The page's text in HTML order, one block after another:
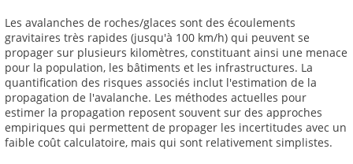
Les avalanches de roches/glaces sont des écoulements
gravitaires très rapides (jusqu'à 100 km/h) qui peuvent se
propager sur plusieurs kilomètres, constituant ainsi une menace
pour la population, les bâtiments et les infrastructures. La
quantification des risques associés inclut l'estimation de la
propagation de l'avalanche. Les méthodes actuelles pour
estimer la propagation reposent souvent sur des approches
empiriques qui permettent de propager les incertitudes avec un
faible coût calculatoire, mais qui sont relativement simplistes.